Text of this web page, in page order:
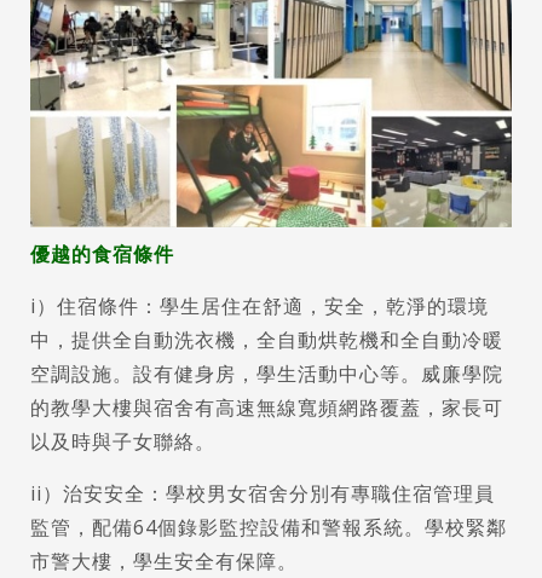
優越的食宿條件
i）住宿條件：學生居住在舒適，安全，乾淨的環境
中，提供全自動洗衣機，全自動烘乾機和全自動冷暖
空調設施。設有健身房，學生活動中心等。威廉學院
的教學大樓與宿舍有高速無線寬頻網路覆蓋，家長可
以及時與子女聯絡。
ii）治安安全：學校男女宿舍分別有專職住宿管理員
監管，配備64個錄影監控設備和警報系統。學校緊鄰
市警大樓，學生安全有保障。